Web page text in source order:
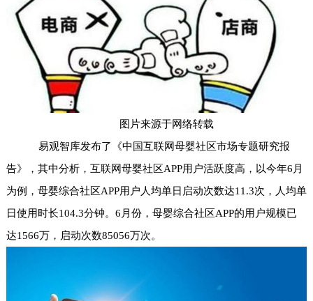
图片来源于网络转载
易观智库发布了《中国互联网母婴社区市场专题研究报
告》，其中分析，互联网母婴社区APP用户活跃度高，以今年6月
为例，母婴综合社区APP用户人均单日启动次数达11.3次，人均单
日使用时长104.3分钟。6月份，母婴综合社区APP的用户规模已
达1566万，启动次数85056万次。